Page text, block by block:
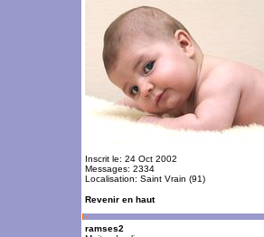
Inscrit le: 24 Oct 2002
Messages: 2334
Localisation: Saint Vrain (91)
Revenir en haut
ramses2